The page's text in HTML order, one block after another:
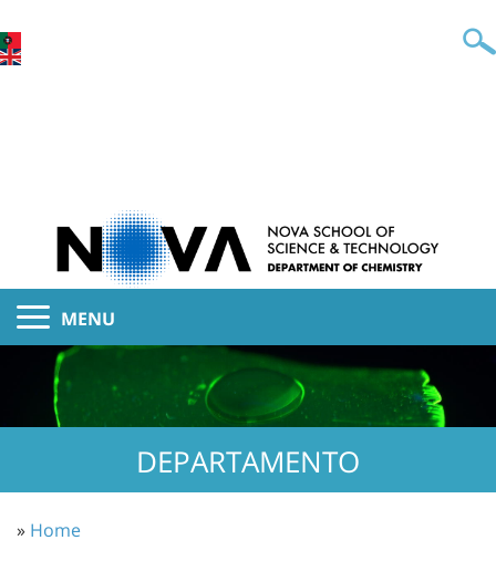
MENU
DEPARTAMENTO
» Home